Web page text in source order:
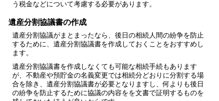
う税金などについて考慮する必要があります。
遺産分割協議書の作成
遺産分割協議がまとまったなら、後日の相続人間の紛争を防止
するために、 遺産分割協議書を作成しておくことをおすすめし
ます。
遺産分割協議書を作成しなくても可能な相続手続もあります
が、不動産や預貯金の名義変更では相続分どおりに分割する場
合を除き、遺産分割協議書が必要となりますし、何よりも後日
の紛争を防止するために協議の内容をを文書で証明するものを